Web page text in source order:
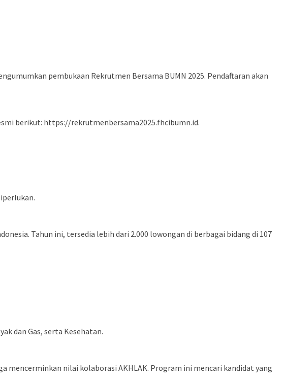
pembukaan Rekrutmen Bersama BUMN 2025. Pendaftaran akan
berikut: https://rekrutmenbersama2025.fhcibumn.id.
Tahun ini, tersedia lebih dari 2.000 lowongan di berbagai bidang di 107
dan Gas, serta Kesehatan.
mencerminkan nilai kolaborasi AKHLAK. Program ini mencari kandidat yang